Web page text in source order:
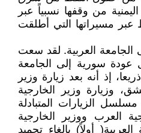
من وقفها نسبياً عبر
عبر مسيراتها التي أطلقت
الجامعة العربية. لقد سعت
عودة سورية إلى الجامعة
إذ أنه بعد زيارة وزير
وزيارة وزير الخارجية
الزيارات المتبادلة
العرب ووزير الخارجية
أولاً) بإلغاء تجميد